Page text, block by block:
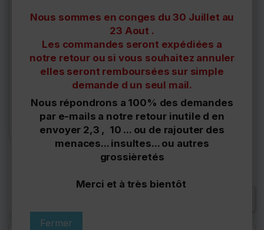
80001309
Support boite de vitesse
manuelle supérieur
Derniers articles en
stock
Affichage 1-1 de 1 article(s)
Nous sommes en conges du 30 Juillet au
23 Aout .
Les commandes seront expédiées a
notre retour ou si vous souhaitez annuler
elles seront remboursées sur simple
demande d un seul mail.
Nous répondrons a 100% des demandes
par e-mails a notre retour inutile d en
envoyer 2,3 , 10 ... ou de rajouter des
menaces... insultes... ou autres
grossièretés
Merci et à très bientôt
Fermer